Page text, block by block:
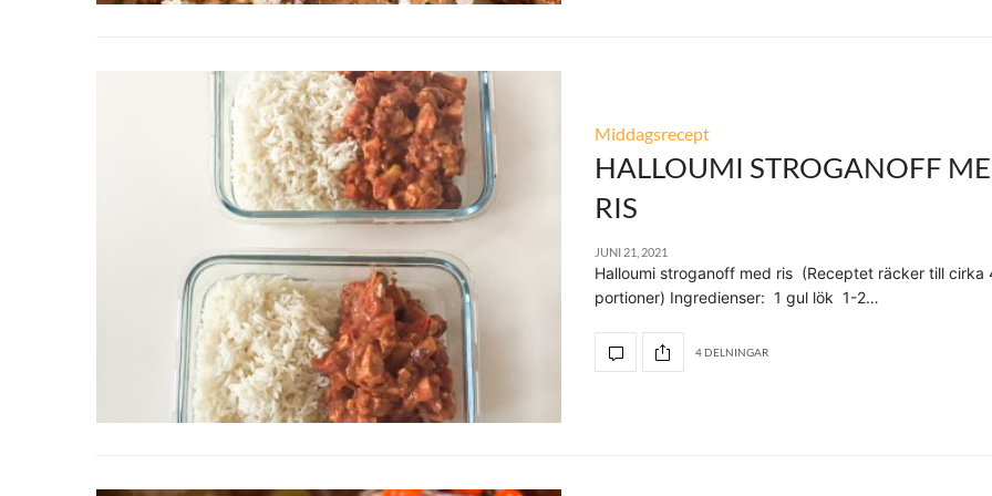
Middagsrecept
HALLOUMI STROGANOFF
RIS
JUNI 21, 2021
Halloumi stroganoff med ris (Receptet räcker till cirka
portioner) Ingredienser: 1 gul lök 1-2…
4 DELNINGAR